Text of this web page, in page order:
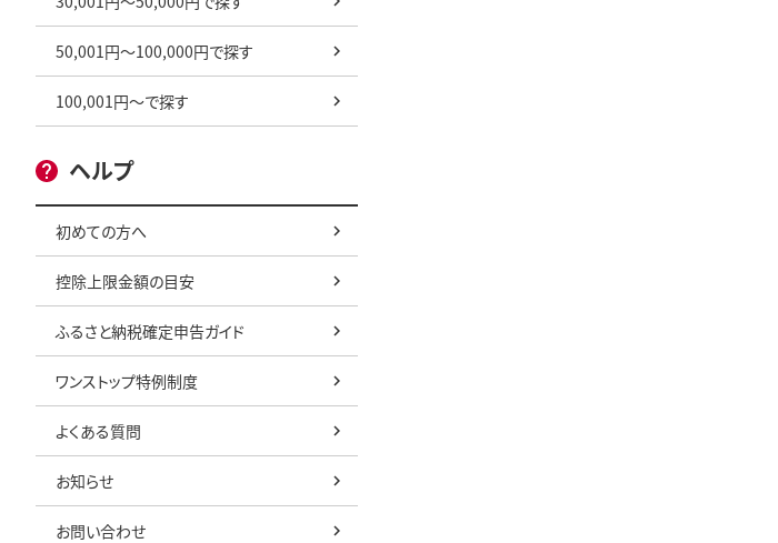
50,001円～100,000円で探す
100,001円～で探す
ヘルプ
初めての方へ
控除上限金額の目安
ふるさと納税確定申告ガイド
ワンストップ特例制度
よくある質問
お知らせ
お問い合わせ